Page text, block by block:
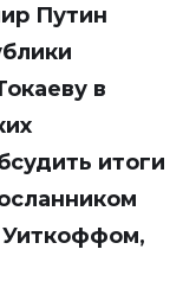
Путин
в
итоги